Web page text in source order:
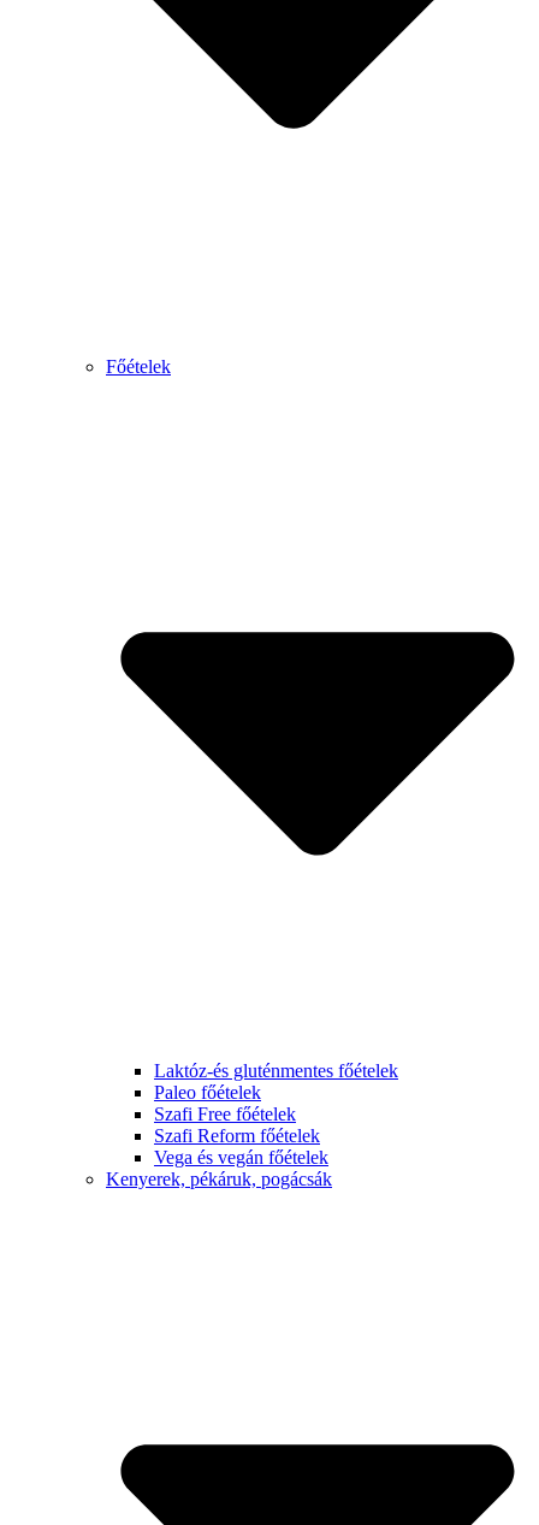
Főételek
Laktóz-és gluténmentes főételek
Paleo főételek
Szafi Free főételek
Szafi Reform főételek
Vega és vegán főételek
Kenyerek, pékáruk, pogácsák